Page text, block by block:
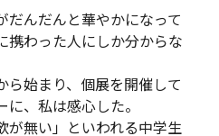
んだんと華やかになって
携わった人にしか分からな
始まり、個展を開催して
、私は感心した。
無い」といわれる中学生